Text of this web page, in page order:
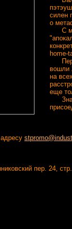
силен
о
С
home-
вошли
на
еще
пер. 24,